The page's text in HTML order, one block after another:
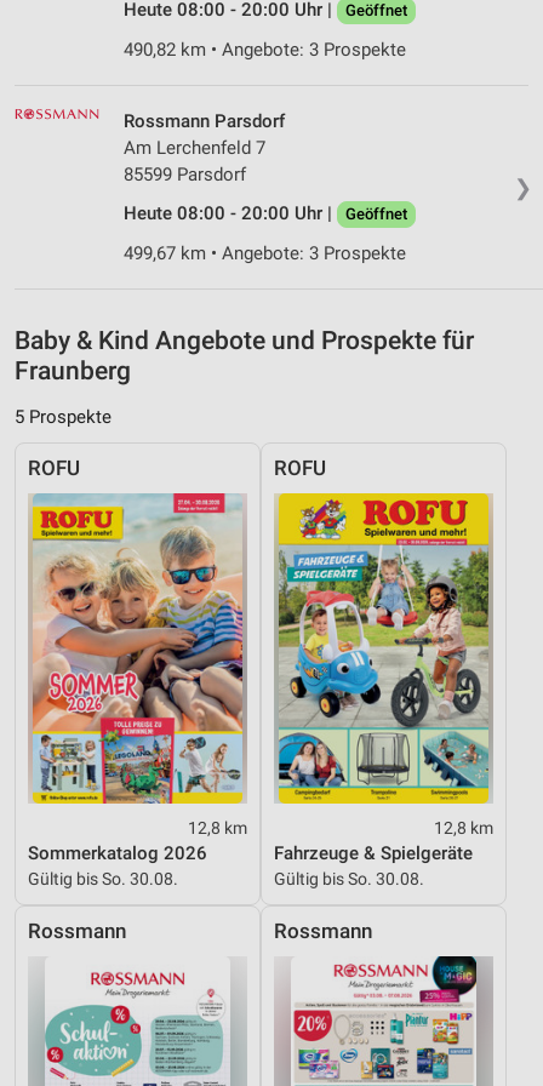
Heute 08:00 - 20:00 Uhr |
Geöffnet
490,82 km • Angebote: 3 Prospekte
❯
Rossmann Parsdorf
Am Lerchenfeld 7
85599 Parsdorf
Heute 08:00 - 20:00 Uhr |
Geöffnet
499,67 km • Angebote: 3 Prospekte
Baby & Kind Angebote und Prospekte für
Fraunberg
5 Prospekte
ROFU
12,8 km
Sommerkatalog 2026
Gültig bis So. 30.08.
ROFU
12,8 km
Fahrzeuge & Spielgeräte
Gültig bis So. 30.08.
Rossmann Rossmann
von Inhalten
Verwendung von Profilen zur Auswahl
Messung der Werbeleistung
Messung der Performance von Inhalten
Analyse von Zielgruppen durch Statistiken oder
Kombinationen von Daten aus verschiedenen
Verwendung reduzierter Daten zur Auswahl von
Verwendung genauer Standortdaten
Geräte anhand von aktiv angeforderten
Informationen identifizieren
Nicht-IAB-Verarbeitungszwecke:
Notwendig
Performance
Funktional
Werbung